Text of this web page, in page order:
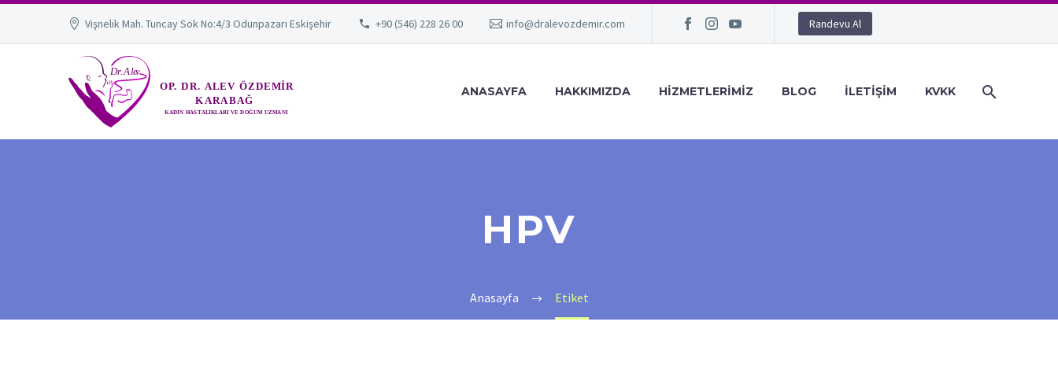
Vişnelik Mah. Tuncay Sok No:4/3 Odunpazarı Eskişehir +90 (546) 228 26 00 info@dralevozdemir.com Randevu Al
ANASAYFA HAKKIMIZDA HIZMETLERIMIZ BLOG İLETIŞIM KVKK
HPV
Anasayfa Etiket